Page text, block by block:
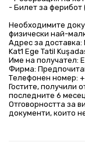
- Билет за
Необходимите
физически най-
Адрес за доставка:
Kat1 Ege Tatil
Име на получател:
Фирма:
Телефонен номер:
Гостите, получили
последните 6
Отговорността за
документи, които